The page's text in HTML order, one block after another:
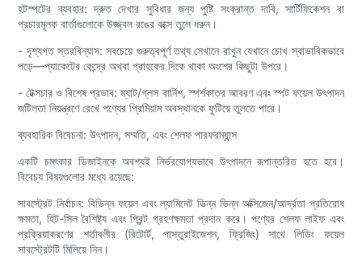
হটস্পটের ব্যবহার: দ্রুত দেখার সুবিধার জন্য পুষ্টি সংক্রান্ত দাবি, সার্টিফিকেশন বা
প্রচারমূলক বার্তাগুলোকে উজ্জ্বল রঙের বক্সে তুলে ধরুন।
- দৃশ্যগত স্তরবিন্যাস: সবচেয়ে গুরুত্বপূর্ণ তথ্য সেখানে রাখুন যেখানে চোখ স্বাভাবিকভাবে
পড়ে—প্যাকেটের কেন্দ্রে অথবা গ্রাহকের দিকে থাকা অংশের কিছুটা উপরে।
- টেক্সচার ও বিশেষ প্রভাব: ম্যাট/গ্লস বার্নিশ, স্পর্শকাতর আবরণ এবং স্পট ফয়েল উৎপাদন
জটিলতা নিয়ন্ত্রণে রেখে পণ্যের প্রিমিয়াম অবস্থানকে ফুটিয়ে তুলতে পারে।
ব্যবহারিক বিবেচনা: উৎপাদন, সম্মতি, এবং শেলফ পারফরম্যান্স
একটি চমৎকার ডিজাইনকে অবশ্যই নির্ভরযোগ্যভাবে উৎপাদনে রূপান্তরিত হতে হবে।
বিবেচ্য বিষয়গুলোর মধ্যে রয়েছে:
সাবস্ট্রেট নির্বাচন: বিভিন্ন ফয়েল এবং ল্যামিনেট ভিন্ন ভিন্ন অক্সিজেন/আর্দ্রতা প্রতিরোধ
ক্ষমতা, হিট-সিল বৈশিষ্ট্য এবং প্রিন্ট গ্রহণক্ষমতা প্রদান করে। পণ্যের শেলফ লাইফ এবং
প্রক্রিয়াকরণের শর্তাবলীর (রিটোর্ট, পাস্তুরাইজেশন, ফ্রিজিং) সাথে লিডিং ফয়েল
সাবস্ট্রেটটি মিলিয়ে নিন।